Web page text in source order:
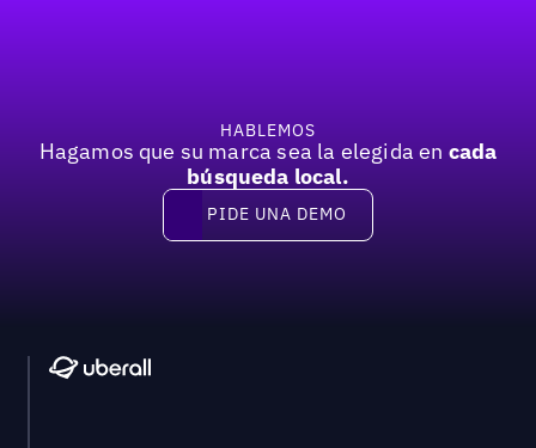
HABLEMOS
Hagamos que su marca sea la elegida en cada
búsqueda local.
Pide una demo
PIDE UNA DEMO